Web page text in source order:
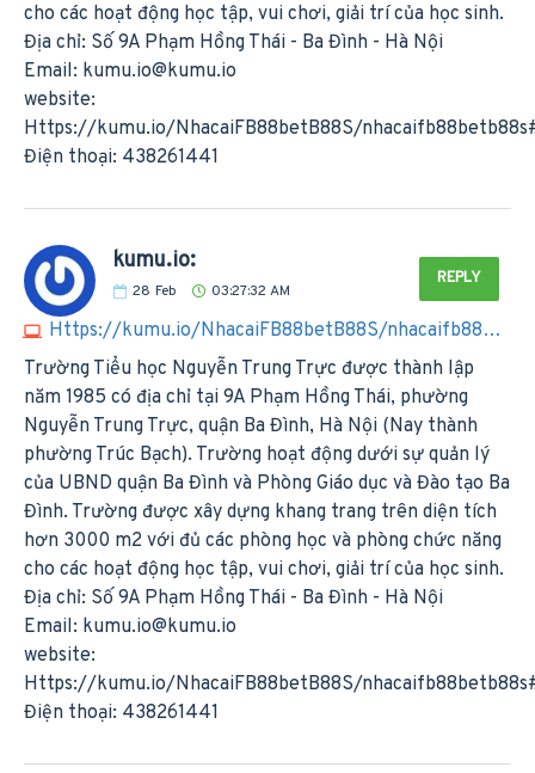
cho các hoạt động học tập, vui chơi, giải trí của học sinh.
Địa chỉ: Số 9A Phạm Hồng Thái - Ba Đình - Hà Nội
Email: kumu.io@kumu.io
website:
Https://kumu.io/NhacaiFB88betB88S/
Điện thoại: 438261441
kumu.io:
28 Feb 03:27:32 AM
Https://kumu.io/NhacaiFB88betB88S/nhacaifb88betb88s#nhacaifb88betb88s
REPLY
Trường Tiểu học Nguyễn Trung Trực được thành lập
năm 1985 có địa chỉ tại 9A Phạm Hồng Thái, phường
Nguyễn Trung Trực, quận Ba Đình, Hà Nội (Nay thành
phường Trúc Bạch). Trường hoạt động dưới sự quản lý
của UBND quận Ba Đình và Phòng Giáo dục và Đào tạo Ba
Đình. Trường được xây dựng khang trang trên diện tích
hơn 3000 m2 với đủ các phòng học và phòng chức năng
cho các hoạt động học tập, vui chơi, giải trí của học sinh.
Địa chỉ: Số 9A Phạm Hồng Thái - Ba Đình - Hà Nội
Email: kumu.io@kumu.io
website:
Https://kumu.io/NhacaiFB88betB88S/
Điện thoại: 438261441